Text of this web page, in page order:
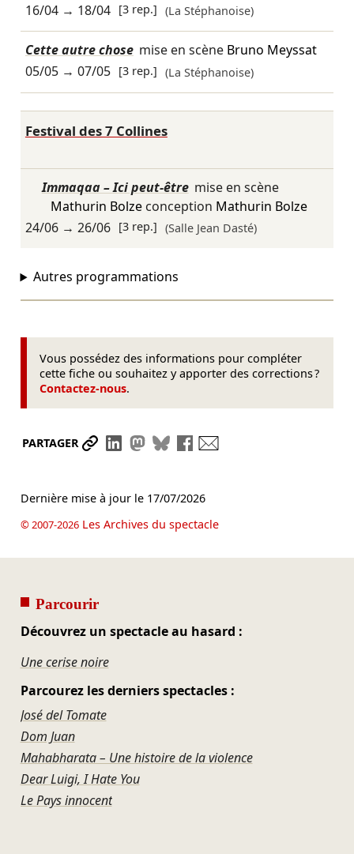
16/04→ 18/04 [3 rep.] (La Stéphanoise)
Cette autre chose mise en scène Bruno Meyssat
05/05→ 07/05 [3 rep.] (La Stéphanoise)
Festival des 7 Collines
Immaqaa – Ici peut-être mise en scène
Mathurin Bolzeconception Mathurin Bolze
24/06→ 26/06 [3 rep.] (Salle Jean Dasté)
Autres programmations
Vous possédez des informations pour compléter
cette fiche ou souhaitez y apporter des corrections ?
Contactez-nous.
PARTAGER Partager le lien
Partager sur LinkedIn
Partager sur Mastodon
Partager sur Bluesky
Partager sur Facebook
Dernière mise à jour le 17/07/2026
© 2007-2026Les Archives du spectacle
Parcourir
Découvrez un spectacle au hasard :
Une cerise noire
Parcourez les derniers spectacles :
José del Tomate
Dom Juan
Mahabharata – Une histoire de la violence
Dear Luigi, I Hate You
Le Pays innocent